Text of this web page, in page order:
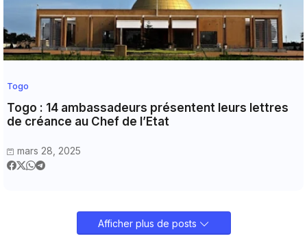
Togo
Togo : 14 ambassadeurs présentent leurs lettres
de créance au Chef de l’Etat
mars 28, 2025
Afficher plus de posts